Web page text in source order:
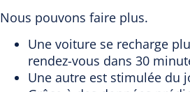
Nous pouvons faire plus.
Une voiture se recharge
rendez-vous dans 30
Une autre est stimulée du